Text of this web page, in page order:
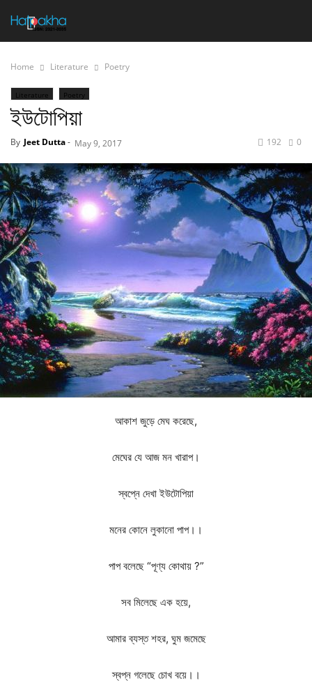
Home Literature Poetry
Literature Poetry
ইউটোপিয়া
By Jeet Dutta- May 9, 2017 0
192
আকাশ জুড়ে মেঘ করেছে,
মেঘের যে আজ মন খারাপ।
স্বপ্নে দেখা ইউটোপিয়া
মনের কোনে লুকানো পাপ।।
পাপ বলেছে “পূণ্য কোথায় ?”
সব মিলেছে এক হয়ে,
আমার ব্যস্ত শহর, ঘুম জমেছে
স্বপ্ন গলেছে চোখ বয়ে।।